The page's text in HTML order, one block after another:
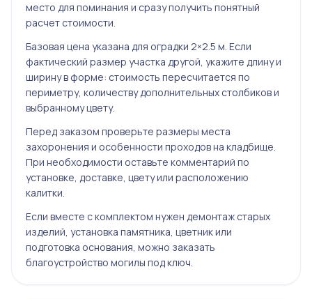
место для поминания и сразу получить понятный
расчет стоимости.
Базовая цена указана для оградки 2×2.5 м. Если
фактический размер участка другой, укажите длину и
ширину в форме: стоимость пересчитается по
периметру, количеству дополнительных столбиков и
выбранному цвету.
Перед заказом проверьте размеры места
захоронения и особенности проходов на кладбище.
При необходимости оставьте комментарий по
установке, доставке, цвету или расположению
калитки.
Если вместе с комплектом нужен демонтаж старых
изделий, установка памятника, цветник или
подготовка основания, можно заказать
благоустройство могилы под ключ.